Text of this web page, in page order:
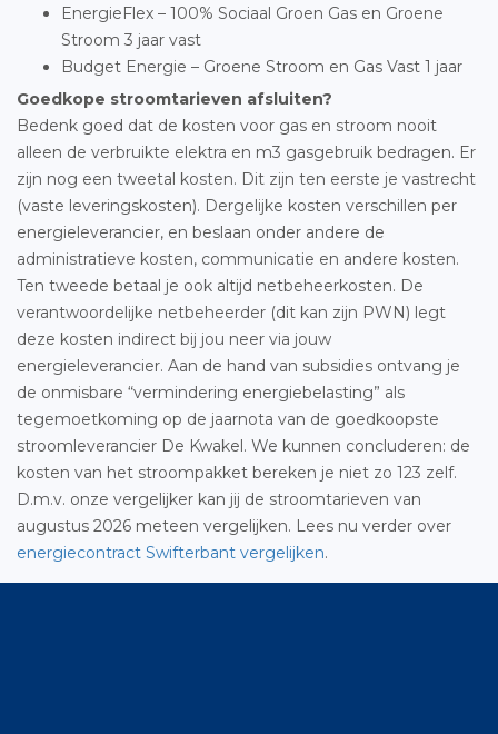
EnergieFlex – 100% Sociaal Groen Gas en Groene
Stroom 3 jaar vast
Budget Energie – Groene Stroom en Gas Vast 1 jaar
Goedkope stroomtarieven afsluiten?
Bedenk goed dat de kosten voor gas en stroom nooit
alleen de verbruikte elektra en m3 gasgebruik bedragen. Er
zijn nog een tweetal kosten. Dit zijn ten eerste je vastrecht
(vaste leveringskosten). Dergelijke kosten verschillen per
energieleverancier, en beslaan onder andere de
administratieve kosten, communicatie en andere kosten.
Ten tweede betaal je ook altijd netbeheerkosten. De
verantwoordelijke netbeheerder (dit kan zijn PWN) legt
deze kosten indirect bij jou neer via jouw
energieleverancier. Aan de hand van subsidies ontvang je
de onmisbare “vermindering energiebelasting” als
tegemoetkoming op de jaarnota van de goedkoopste
stroomleverancier De Kwakel. We kunnen concluderen: de
kosten van het stroompakket bereken je niet zo 123 zelf.
D.m.v. onze vergelijker kan jij de stroomtarieven van
augustus 2026 meteen vergelijken. Lees nu verder over
energiecontract Swifterbant vergelijken.